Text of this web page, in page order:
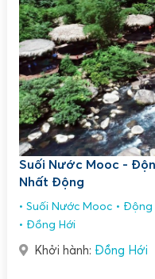
Suối Nước Mooc -
Nhất Động
Suối Nước Mooc Động
Đồng Hới
Khởi hành: Đồng Hới